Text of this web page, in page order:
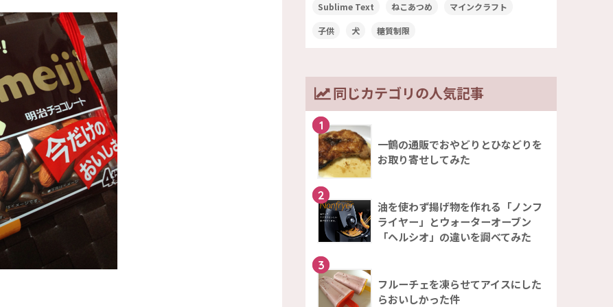
Sublime Text ねこあつめ マインクラフト
子供 犬 糖質制限
同じカテゴリの人気記事
1
一鶴の通販でおやどりとひなどりを
お取り寄せしてみた
2
油を使わず揚げ物を作れる「ノンフ
ライヤー」とウォーターオーブン
「ヘルシオ」の違いを調べてみた
3
フルーチェを凍らせてアイスにした
らおいしかった件